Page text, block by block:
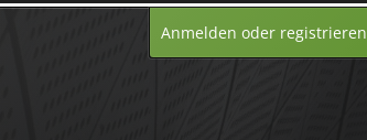
Anmelden oder registrieren